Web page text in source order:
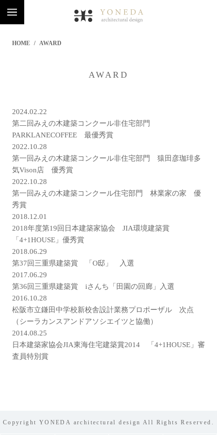
HOME AWARD
AWARD
2024.02.22
第二回みえの木建築コンクール非住宅部門
PARKLANECOFFEE 最優秀賞
2022.10.28
第一回みえの木建築コンクール非住宅部門 猿田彦珈琲多
気Vison店 優秀賞
2022.10.28
第一回みえの木建築コンクール住宅部門 林業家の家 優
秀賞
2018.12.01
2018年度第19回日本建築家協会 JIA環境建築賞
「4+1HOUSE」優秀賞
2018.06.29
第37回三重県建築賞 「O邸」 入選
2017.06.29
第36回三重県建築賞 iさんち「田園の回廊」入選
2016.10.28
松阪市立鎌田中学校新校舎設計業務プロポーザル 次点
（シーラカンスアンドアソシエイツと協働）
2014.08.25
日本建築家協会JIA東海住宅建築賞2014 「4+1HOUSE」審
査員特別賞
Copyright YONEDA architectural design All Rights Reserved.